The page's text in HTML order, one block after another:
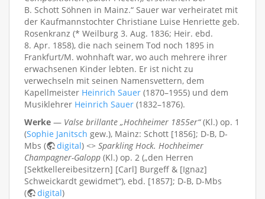
B. Schott Söhnen in Mainz.“ Sauer war verheiratet mit
der Kaufmannstochter Christiane Luise Henriette geb.
Rosenkranz (* Weilburg 3. Aug. 1836; Heir. ebd.
8. Apr. 1858), die nach seinem Tod noch 1895 in
Frankfurt/M. wohnhaft war, wo auch mehrere ihrer
erwachsenen Kinder lebten. Er ist nicht zu
verwechseln mit seinen Namensvettern, dem
Kapellmeister Heinrich Sauer (1870–1955) und dem
Musiklehrer Heinrich Sauer (1832–1876).
Werke — Valse brillante „Hochheimer 1855er“(Kl.) op. 1
(Sophie Janitsch gew.), Mainz: Schott [1856]; D-B, D-
Mbs (
digital) <> Sparkling Hock. Hochheimer
Champagner-Galopp (Kl.) op. 2 („den Herren
[Sektkellereibesitzern] [Carl] Burgeff & [Ignaz]
Schweickardt gewidmet“), ebd. [1857]; D-B, D-Mbs
(
digital)